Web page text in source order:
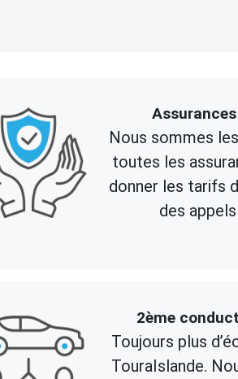
Nous sommes
toutes les
donner les tarifs
des
2ème
Toujours plus
TouraIslande.